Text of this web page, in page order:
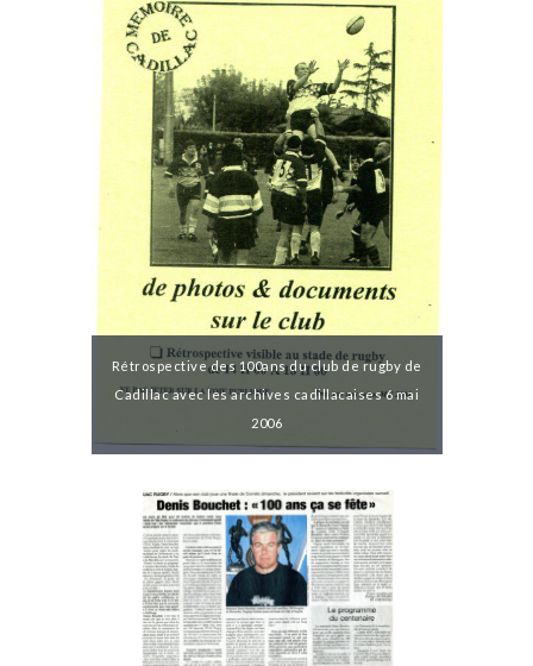
Rétrospective des 100ans du club de rugby de
Cadillac avec les archives cadillacaises 6 mai
2006